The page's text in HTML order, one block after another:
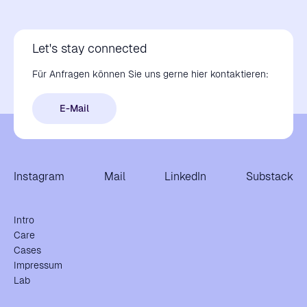
Let's stay connected
Für Anfragen können Sie uns gerne hier kontaktieren:
E-Mail
Instagram Mail LinkedIn Substack
Intro
Care
Cases
Impressum
Lab